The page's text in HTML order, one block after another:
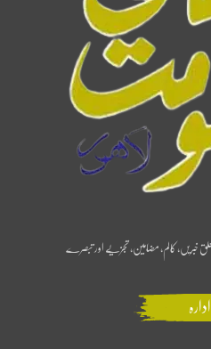
خبریں، کالم، مضامین، تجزیے اور تبصرے
ادارہ